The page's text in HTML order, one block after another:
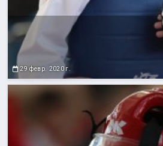
29 февр. 2020 г.